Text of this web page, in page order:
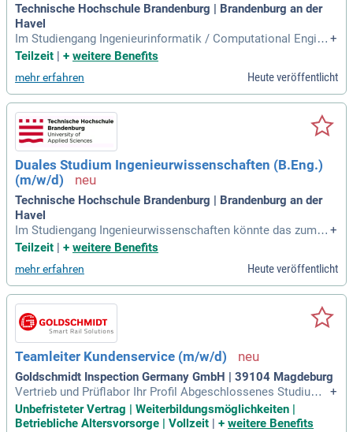
Technische Hochschule Brandenburg | Brandenburg an der
Havel
Im Studiengang Ingenieurinformatik / Computational Engine
ering könnte das zum Beispiel die Ausbildung zum Industrie
niker/ zur Mechatronikerin sein.
+
Teilzeit | + weitere Benefits
mehr erfahren Heute veröffentlicht
Duales Studium Ingenieurwissenschaften (B.Eng.)
(m/w/d)
Technische Hochschule Brandenburg | Brandenburg an der
Havel
Im Studiengang Ingenieurwissenschaften könnte das zum B
eispiel die Ausbildung zum Industriemechaniker/ zur Industr
in sein.
+
Teilzeit | + weitere Benefits
mehr erfahren Heute veröffentlicht
Teamleiter Kundenservice (m/w/d)
Goldschmidt Inspection Germany GmbH | 39104 Magdeburg
Vertrieb und Prüflabor Ihr Profil Abgeschlossenes Studium i
m Bereich Ingenieurwesen (Mechatronik, Elektrotechnik, Ma
schinenbau) oder vergleichbare technische Ausbildung mit
+
Unbefristeter Vertrag | Weiterbildungsmöglichkeiten |
Betriebliche Altersvorsorge | Vollzeit
+ weitere Benefits